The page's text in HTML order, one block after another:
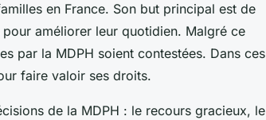
en France. Son but principal est de
améliorer leur quotidien. Malgré ce
par la MDPH soient contestées. Dans ces
faire valoir ses droits.
de la MDPH : le recours gracieux, le